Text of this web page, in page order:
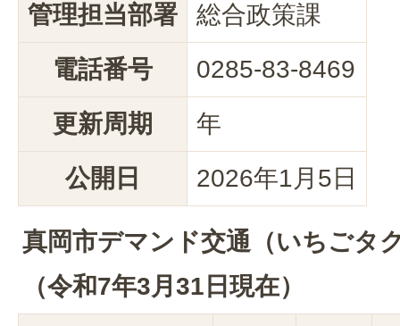
管理担当部署
総合政策課
電話番号
0285-83-8469
更新周期
年
公開日
2026年1月5日
真岡市デマンド交通（いちごタ
（令和7年3月31日現在）